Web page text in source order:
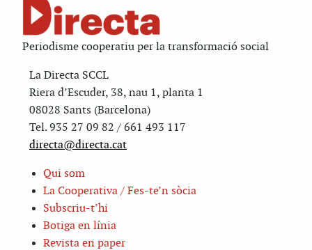
Periodisme cooperatiu per la transformació social
La Directa SCCL
Riera d’Escuder, 38, nau 1, planta 1
08028 Sants (Barcelona)
Tel. 935 27 09 82 / 661 493 117
directa@directa.cat
Qui som
La Cooperativa / Fes-te’n sòcia
Subscriu-t’hi
Botiga en línia
Revista en paper